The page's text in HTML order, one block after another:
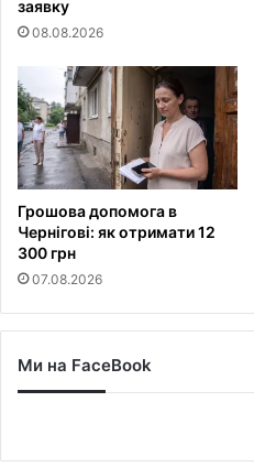
заявку
08.08.2026
Грошова допомога в
Чернігові: як отримати 12
300 грн
07.08.2026
Ми на FaceBook